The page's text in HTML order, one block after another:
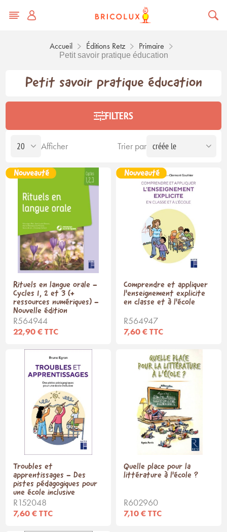
Accueil Éditions Retz Primaire
Petit savoir pratique éducation
Petit savoir pratique éducation
FILTERS
Trier par
Afficher
Rituels en langue orale -
Cycles 1, 2 et 3 (+
ressources numériques) -
Nouvelle édition
R564944
22,90 € TTC
Comprendre et appliquer
l'enseignement explicite
en classe et à l'école
R564947
7,60 € TTC
Troubles et
apprentissages - Des
pistes pédagogiques pour
une école inclusive
R152048
7,60 € TTC
Quelle place pour la
littérature à l'école ?
R602960
7,10 € TTC